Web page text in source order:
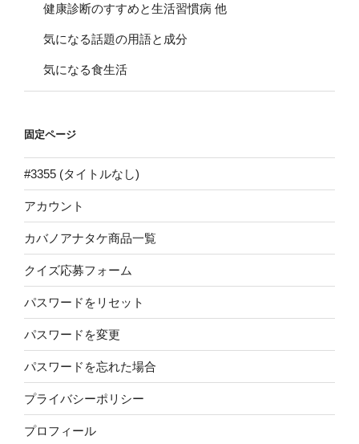
健康診断のすすめと生活習慣病 他
気になる話題の用語と成分
気になる食生活
固定ページ
#3355 (タイトルなし)
アカウント
カバノアナタケ商品一覧
クイズ応募フォーム
パスワードをリセット
パスワードを変更
パスワードを忘れた場合
プライバシーポリシー
プロフィール